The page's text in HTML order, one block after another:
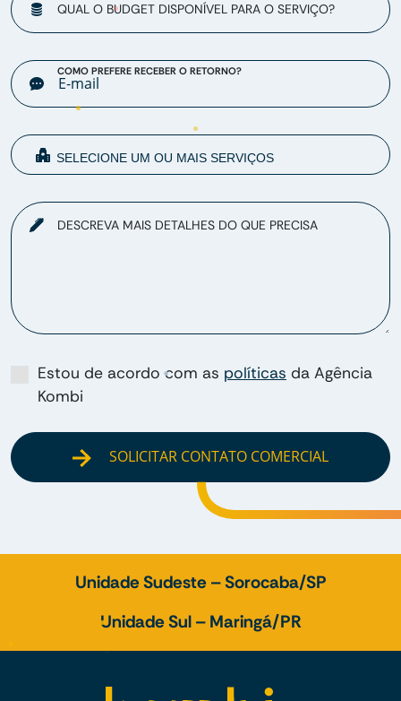
QUAL O BUDGET DISPONÍVEL PARA O SERVIÇO?
COMO PREFERE RECEBER O RETORNO?
DESCREVA MAIS DETALHES DO QUE PRECISA
Estou de acordo com as políticas da Agência
Kombi
SOLICITAR CONTATO COMERCIAL
Unidade Sudeste – Sorocaba/SP
Unidade Sul – Maringá/PR